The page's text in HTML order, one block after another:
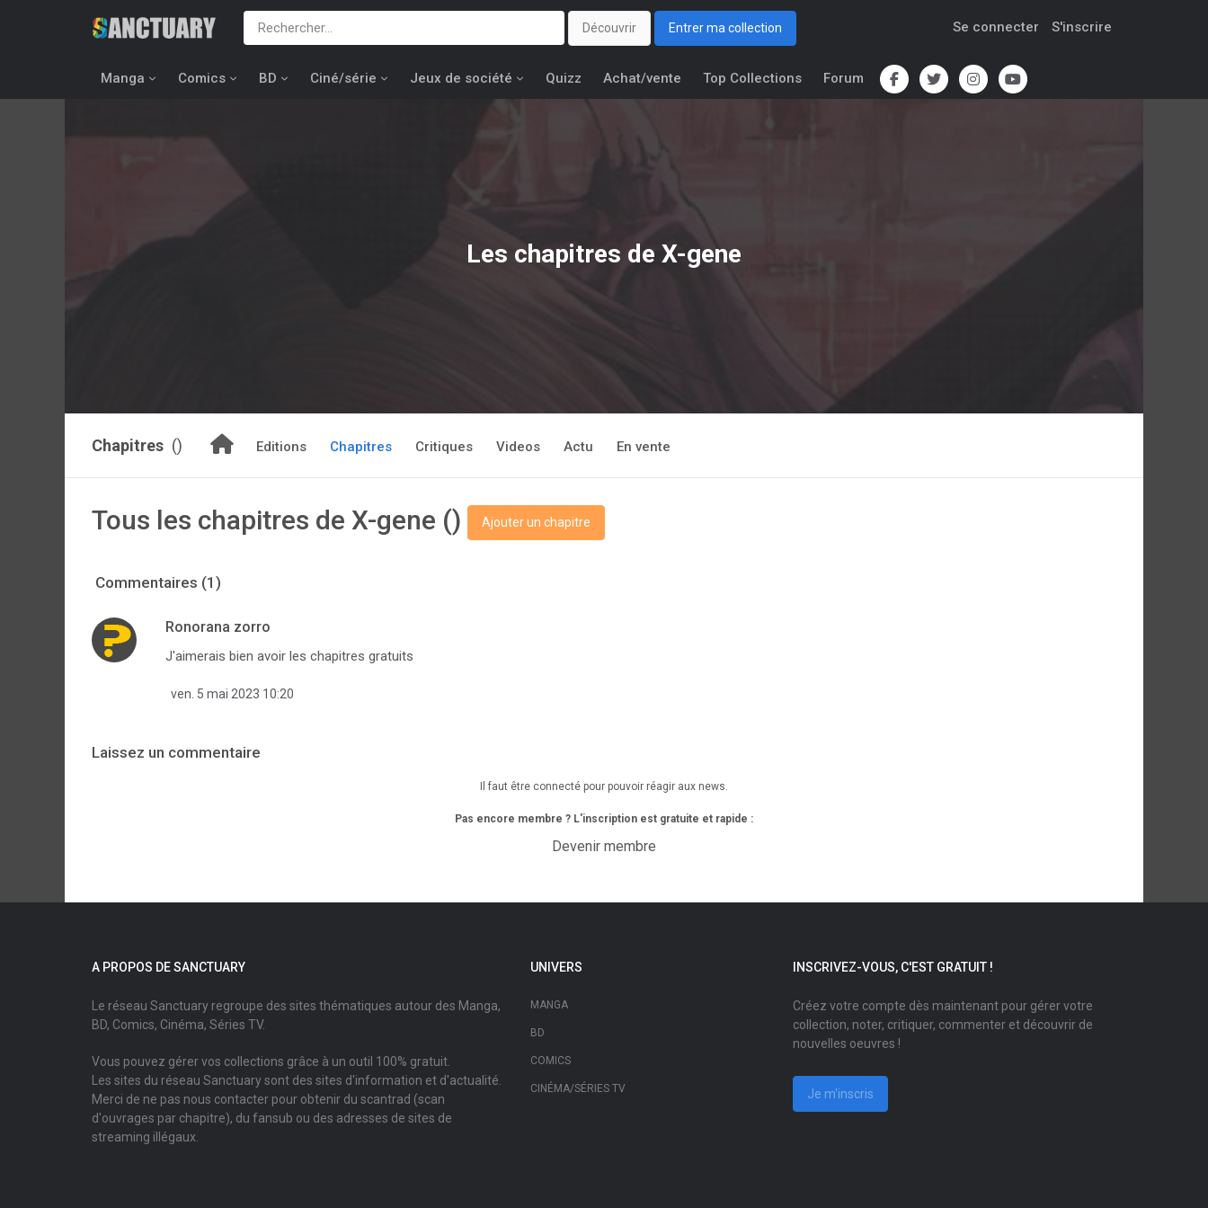
Découvrir Entrer ma collection Se connecter S'inscrire
Manga Comics BD Ciné/série Jeux de société Quizz Achat/vente Top Collections Forum
Les chapitres de X-gene
Chapitres () Editions Chapitres Critiques Videos Actu En vente
Tous les chapitres de X-gene () Ajouter un chapitre
Commentaires (1)
Ronorana zorro
J'aimerais bien avoir les chapitres gratuits
ven. 5 mai 2023 10:20
Laissez un commentaire
Il faut être connecté pour pouvoir réagir aux news.
Pas encore membre ? L'inscription est gratuite et rapide :
Devenir membre
A PROPOS DE SANCTUARY
Le réseau Sanctuary regroupe des sites thématiques autour des Manga,
BD, Comics, Cinéma, Séries TV.
Vous pouvez gérer vos collections grâce à un outil 100% gratuit.
Les sites du réseau Sanctuary sont des sites d'information et d'actualité.
Merci de ne pas nous contacter pour obtenir du scantrad (scan
d'ouvrages par chapitre), du fansub ou des adresses de sites de
streaming illégaux.
UNIVERS
MANGA
BD
COMICS
CINÉMA/SÉRIES TV
INSCRIVEZ-VOUS, C'EST GRATUIT !
Créez votre compte dès maintenant pour gérer votre
collection, noter, critiquer, commenter et découvrir de
nouvelles oeuvres !
Je m'inscris